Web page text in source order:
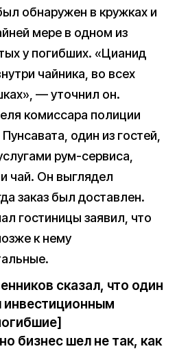
обнаружен в кружках и
мере в одном из
у погибших. «Цианид
чайника, во всех
— уточнил он.
комиссара полиции
один из гостей,
рум-сервиса,
чай. Он выглядел
заказ был доставлен.
гостиницы заявил, что
к нему
сказал, что один
инвестиционным
бизнес шел не так, как